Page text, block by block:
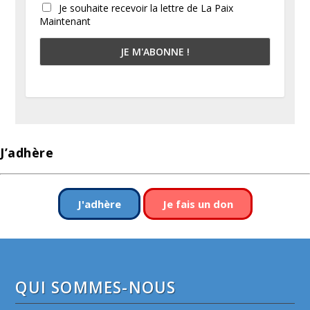
Je souhaite recevoir la lettre de La Paix
Maintenant
J’adhère
J'adhère Je fais un don
QUI SOMMES-NOUS